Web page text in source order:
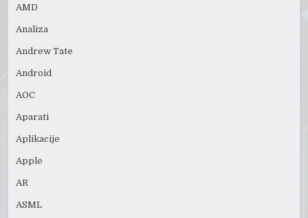
AMD
Analiza
Andrew Tate
Android
AOC
Aparati
Aplikacije
Apple
AR
ASML